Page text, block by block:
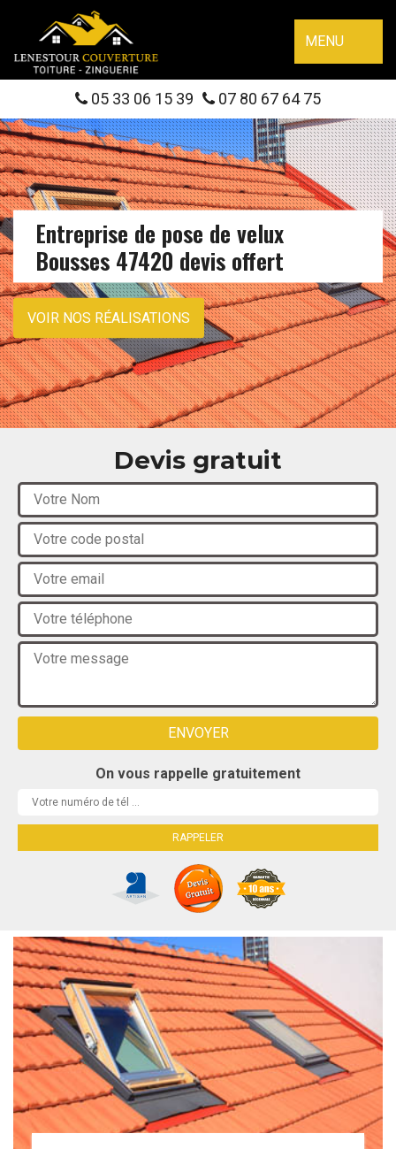
MENU
05 33 06 15 39 07 80 67 64 75
Entreprise de pose de velux
Bousses 47420 devis offert
VOIR NOS RÉALISATIONS
Devis gratuit
On vous rappelle gratuitement